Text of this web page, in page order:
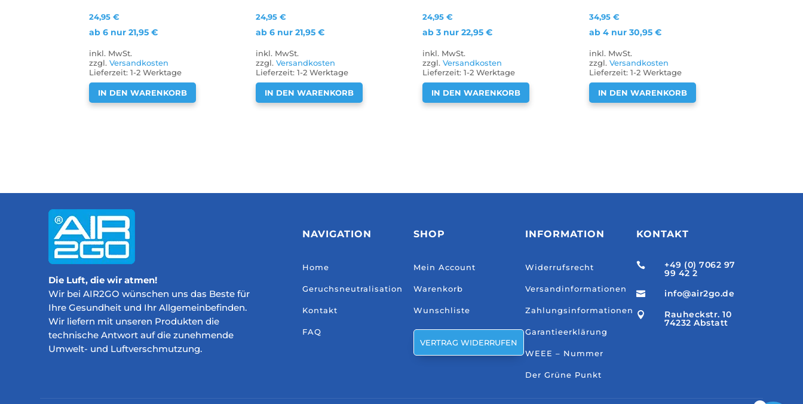
24,95€
ab 6 nur21,95€
inkl. MwSt.
zzgl.Versandkosten
Lieferzeit:1-2 Werktage
IN DEN WARENKORB
24,95€
ab 6 nur21,95€
inkl. MwSt.
zzgl.Versandkosten
Lieferzeit:1-2 Werktage
IN DEN WARENKORB
24,95€
ab 3 nur22,95€
inkl. MwSt.
zzgl.Versandkosten
Lieferzeit:1-2 Werktage
IN DEN WARENKORB
34,95€
ab 4 nur30,95€
inkl. MwSt.
zzgl.Versandkosten
Lieferzeit:1-2 Werktage
IN DEN WARENKORB
Die Luft, die wir atmen!
Wir bei AIR2GO wünschen uns das Beste für
Ihre Gesundheit und Ihr Allgemeinbefinden.
Wir liefern mit unseren Produkten die
technische Antwort auf die zunehmende
Umwelt- und Luftverschmutzung.
NAVIGATION
Home
Geruchsneutralisation
Kontakt
FAQ
SHOP
Mein Account
Warenkorb
Wunschliste
VERTRAG WIDERRUFEN
INFORMATION
Widerrufsrecht
Versandinformationen
Zahlungsinformationen
Garantieerklärung
WEEE – Nummer
Der Grüne Punkt
KONTAKT
 +49 (0) 7062 97
99 42 2
 info@air2go.de
 Rauheckstr. 10
74232 Abstatt